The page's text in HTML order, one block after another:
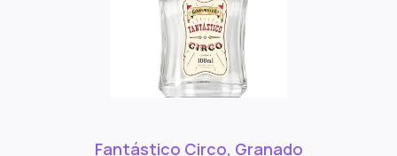
Fantástico Circo, Granado